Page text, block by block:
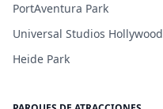
PortAventura Park
Universal Studios Hollywood
Heide Park